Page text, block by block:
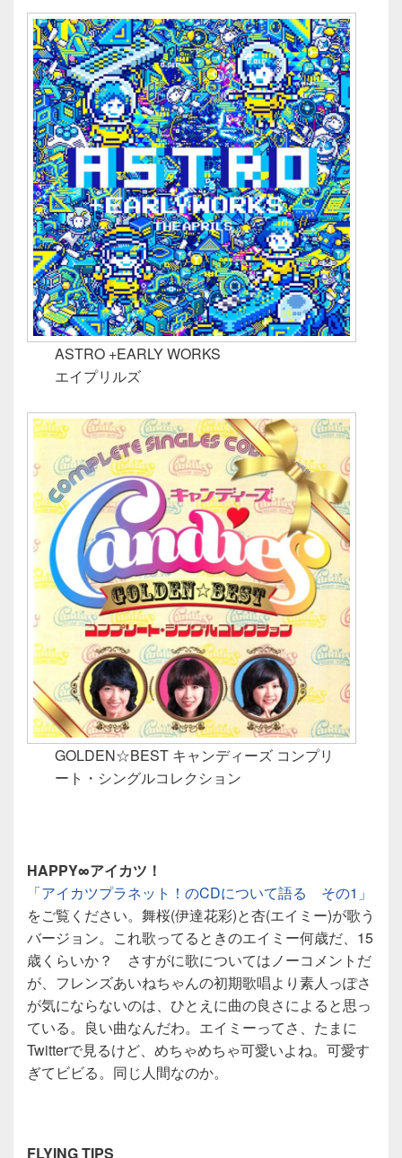
ASTRO +EARLY WORKS
エイプリルズ
GOLDEN☆BEST キャンディーズ コンプリ
ート・シングルコレクション
HAPPY∞アイカツ！
「アイカツプラネット！のCDについて語る その1」
をご覧ください。舞桜(伊達花彩)と杏(エイミー)が歌う
バージョン。これ歌ってるときのエイミー何歳だ、15
歳くらいか？ さすがに歌についてはノーコメントだ
が、フレンズあいねちゃんの初期歌唱より素人っぽさ
が気にならないのは、ひとえに曲の良さによると思っ
ている。良い曲なんだわ。エイミーってさ、たまに
Twitterで見るけど、めちゃめちゃ可愛いよね。可愛す
ぎてビビる。同じ人間なのか。
FLYING TIPS